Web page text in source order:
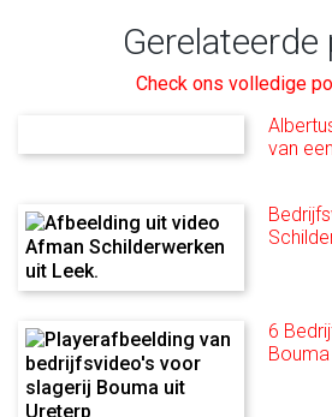
Check ons volledige
van
6